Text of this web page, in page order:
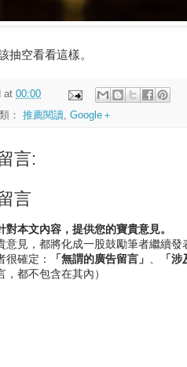
抽空看看這樣。
at 00:00
： 推薦閱讀, Google＋
言:
言
對本文內容，提供您的寶貴意見。
意見，都將化成一股鼓勵筆者繼續發
很確定：
「無謂的廣告留言」 、 「
，都不包含在其內）